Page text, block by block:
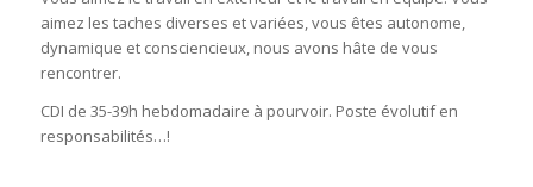
aimez les taches diverses et variées, vous êtes autonome,
dynamique et consciencieux, nous avons hâte de vous
rencontrer.
CDI de 35-39h hebdomadaire à pourvoir. Poste évolutif en
responsabilités…!